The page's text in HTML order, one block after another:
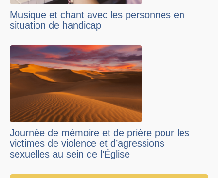
Musique et chant avec les personnes en
situation de handicap
Journée de mémoire et de prière pour les
victimes de violence et d’agressions
sexuelles au sein de l’Église